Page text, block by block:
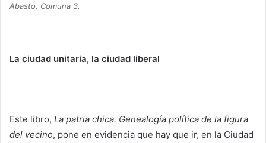
Abasto, Comuna 3.
La ciudad unitaria, la ciudad liberal
Este libro, La patria chica. Genealogía política de la figura
del vecino, pone en evidencia que hay que ir, en la Ciudad